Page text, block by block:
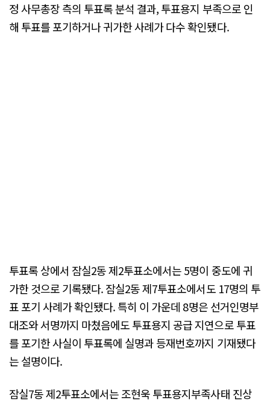
정 사무총장 측의 투표록 분석 결과, 투표용지 부족으로 인
해 투표를 포기하거나 귀가한 사례가 다수 확인됐다.
투표록 상에서 잠실2동 제2투표소에서는 5명이 중도에 귀
가한 것으로 기록됐다. 잠실2동 제7투표소에서도 17명의 투
표 포기 사례가 확인됐다. 특히 이 가운데 8명은 선거인명부
대조와 서명까지 마쳤음에도 투표용지 공급 지연으로 투표
를 포기한 사실이 투표록에 실명과 등재번호까지 기재됐다
는 설명이다.
잠실7동 제2투표소에서는 조현욱 투표용지부족사태 진상